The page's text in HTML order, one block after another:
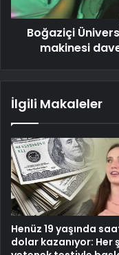
Boğaziçi
makinesi
İlgili Makaleler
Henüz 19 yaşında
dolar kazanıyor: Her